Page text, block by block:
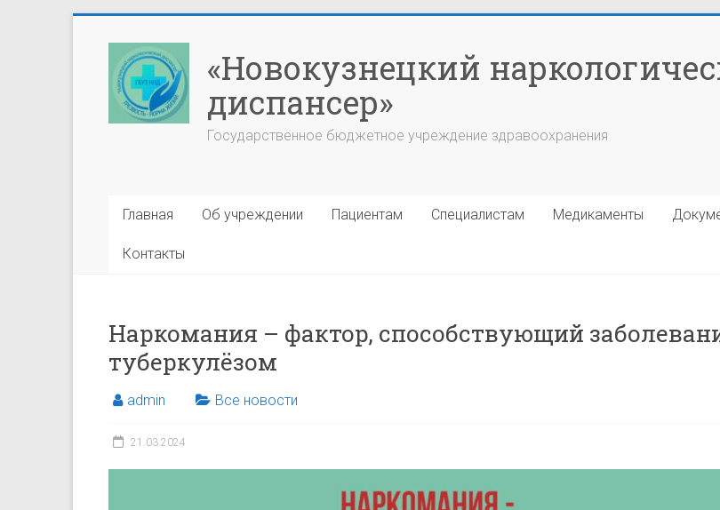
содержимому
«Новокузнецкий
диспансер»
Государственное бюджетное учреждение здравоохранения
Главная Об учреждении Пациентам Специалистам Медикаменты
Контакты
Наркомания – фактор, способствующий
туберкулёзом
admin Все новости
21.03.2024